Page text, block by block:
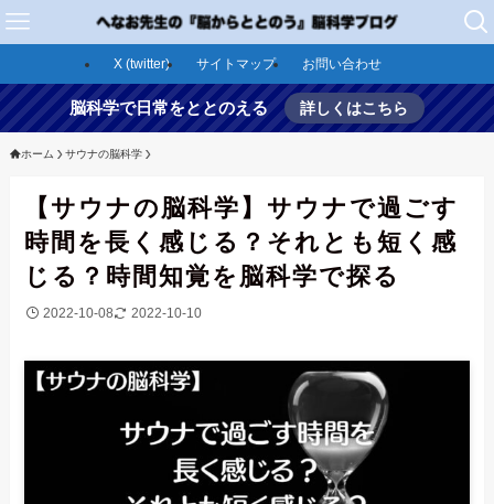
X (twitter) サイトマップ お問い合わせ
脳科学で日常をととのえる 詳しくはこちら
ホーム サウナの脳科学
【サウナの脳科学】サウナで過ごす
時間を長く感じる？それとも短く感
じる？時間知覚を脳科学で探る
2022-10-08 2022-10-10